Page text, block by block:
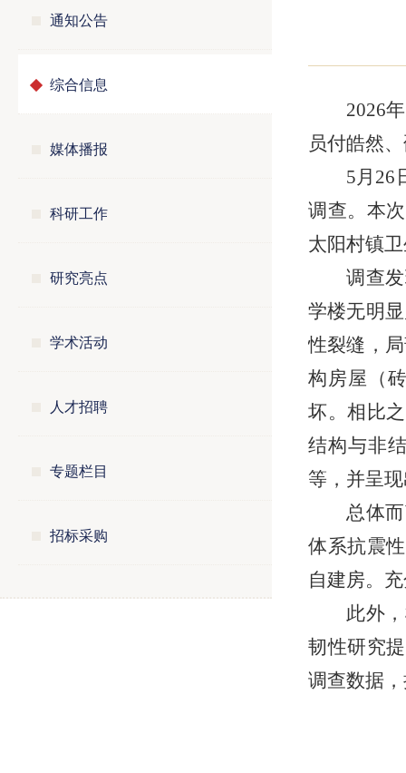
通知公告
综合信息
媒体播报
科研工作
研究亮点
学术活动
人才招聘
专题栏目
招标采购
2026
员付皓然
5月26
调查。本
太阳村镇
调查
学楼无明
性裂缝，
构房屋（
坏。相比
结构与非
等，并呈
总体
体系抗震
自建房。
此外
韧性研究
调查数据